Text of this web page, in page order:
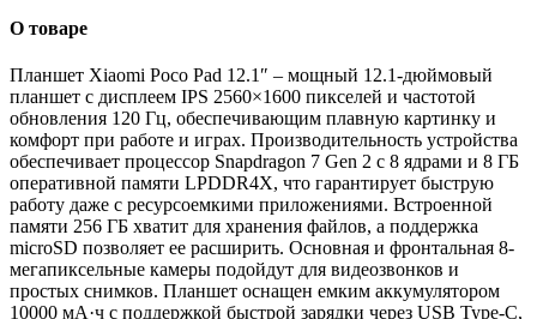
О товаре
Планшет Xiaomi Poco Pad 12.1″ – мощный 12.1-дюймовый
планшет с дисплеем IPS 2560×1600 пикселей и частотой
обновления 120 Гц, обеспечивающим плавную картинку и
комфорт при работе и играх. Производительность устройства
обеспечивает процессор Snapdragon 7 Gen 2 с 8 ядрами и 8 ГБ
оперативной памяти LPDDR4X, что гарантирует быструю
работу даже с ресурсоемкими приложениями. Встроенной
памяти 256 ГБ хватит для хранения файлов, а поддержка
microSD позволяет ее расширить. Основная и фронтальная 8-
мегапиксельные камеры подойдут для видеозвонков и
простых снимков. Планшет оснащен емким аккумулятором
10000 мА·ч с поддержкой быстрой зарядки через USB Type-C,